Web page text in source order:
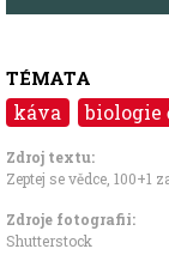
TÉMATA
káva biologie
Zdroj textu:
Zeptej se vědce 100+1
Zdroje fotografii:
Shutterstock